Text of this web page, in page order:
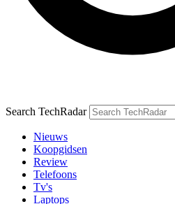
Search TechRadar
Nieuws
Koopgidsen
Review
Telefoons
Tv's
Laptops